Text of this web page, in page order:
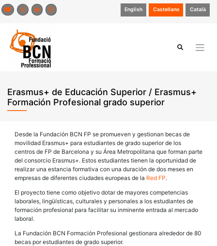
Saltar
al
English Castellano Català
Erasmus+ de Educación Superior / Erasmus+
Formación Profesional grado superior
Desde la Fundación BCN FP se promueven y gestionan becas de
movilidad Erasmus+ para estudiantes de grado superior de los
centros de FP de Barcelona y su Área Metropolitana que forman parte
del consorcio Erasmus+. Estos estudiantes tienen la oportunidad de
realizar una estancia formativa con una duración de dos meses en
empresas de diferentes ciudades europeas de la Red FP.
El proyecto tiene como objetivo dotar de mayores competencias
laborales, lingüísticas, culturales y personales a los estudiantes de
formación profesional para facilitar su inminente entrada al mercado
laboral.
La Fundación BCN Formación Profesional gestionara alrededor de 80
becas por estudiantes de grado superior.